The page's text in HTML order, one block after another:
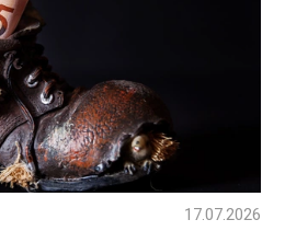
17.07.2026